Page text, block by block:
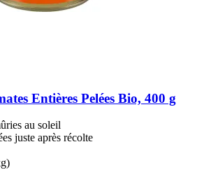
Entières Pelées Bio, 400 g
au soleil
juste après récolte